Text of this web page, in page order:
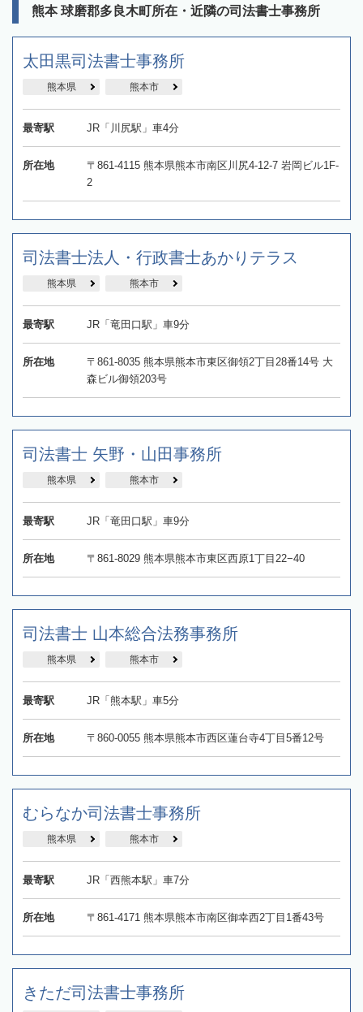
熊本 球磨郡多良木町所在・近隣の司法書士事務所
太田黒司法書士事務所
熊本県 熊本市
最寄駅 JR「川尻駅」車4分
所在地
〒861-4115 熊本県熊本市南区川尻4-12-7 岩岡ビル1F-
2
司法書士法人・行政書士あかりテラス
熊本県 熊本市
最寄駅 JR「竜田口駅」車9分
所在地
〒861-8035 熊本県熊本市東区御領2丁目28番14号 大
森ビル御領203号
司法書士 矢野・山田事務所
熊本県 熊本市
最寄駅 JR「竜田口駅」車9分
所在地 〒861-8029 熊本県熊本市東区西原1丁目22−40
司法書士 山本総合法務事務所
熊本県 熊本市
最寄駅 JR「熊本駅」車5分
所在地 〒860-0055 熊本県熊本市西区蓮台寺4丁目5番12号
むらなか司法書士事務所
熊本県 熊本市
最寄駅 JR「西熊本駅」車7分
所在地 〒861-4171 熊本県熊本市南区御幸西2丁目1番43号
きただ司法書士事務所